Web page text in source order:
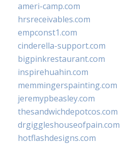
ameri-camp.com
hrsreceivables.com
empconst1.com
cinderella-support.com
bigpinkrestaurant.com
inspirehuahin.com
memmingerspainting.com
jeremypbeasley.com
thesandwichdepotcos.com
drgiggleshouseofpain.com
hotflashdesigns.com